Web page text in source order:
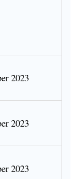
2023
2023
2023